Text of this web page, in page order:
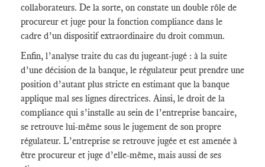
collaborateurs. De la sorte, on constate un double rôle de
procureur et juge pour la fonction compliance dans le
cadre d’un dispositif extraordinaire du droit commun.
Enfin, l’analyse traite du cas du jugeant-jugé : à la suite
d’une décision de la banque, le régulateur peut prendre une
position d’autant plus stricte en estimant que la banque
applique mal ses lignes directrices. Ainsi, le droit de la
compliance qui s’installe au sein de l’entreprise bancaire,
se retrouve lui-même sous le jugement de son propre
régulateur. L’entreprise se retrouve jugée et est amenée à
être procureur et juge d’elle-même, mais aussi de ses